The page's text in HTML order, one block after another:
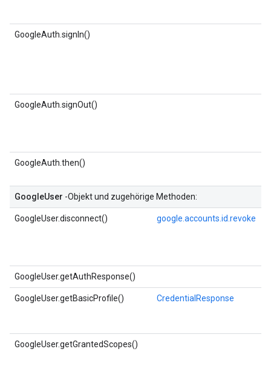
GoogleAuth.signIn()
GoogleAuth.signOut()
GoogleAuth.then()
GoogleUser -Objekt und zugehörige Methoden:
GoogleUser.disconnect() google.accounts.id.revoke
GoogleUser.getAuthResponse()
GoogleUser.getBasicProfile() CredentialResponse
GoogleUser.getGrantedScopes()